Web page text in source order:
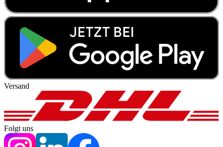
Versand
Folgt uns